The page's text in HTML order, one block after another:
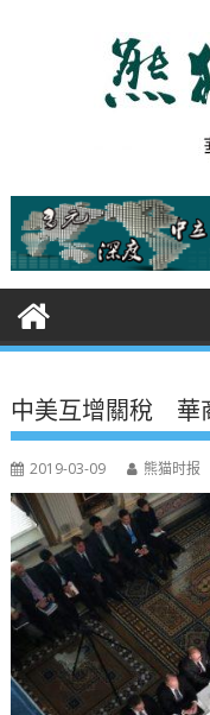
t
中美互增關稅 華
2019-03-09 熊猫时报